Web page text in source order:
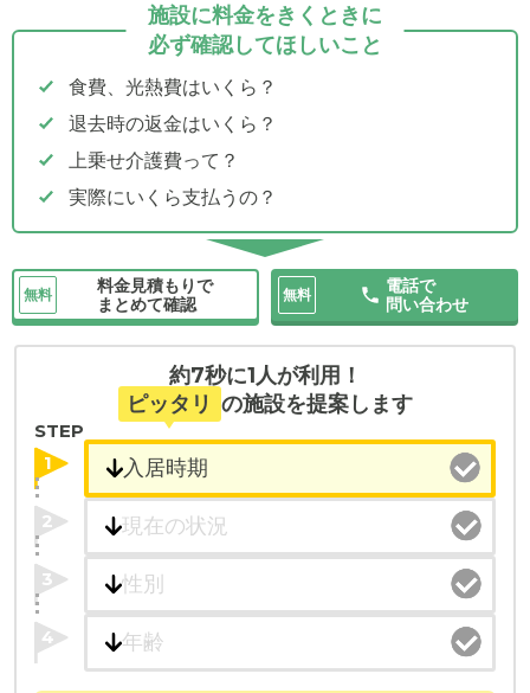
施設に料金をきくときに
必ず確認してほしいこと
食費、光熱費はいくら？
退去時の返金はいくら？
上乗せ介護費って？
実際にいくら支払うの？
無料
料金見積もりで
まとめて確認
無料
電話で
問い合わせ
約7秒に1人が利用！
ピッタリ の施設を提案します
STEP
1
2
3
4